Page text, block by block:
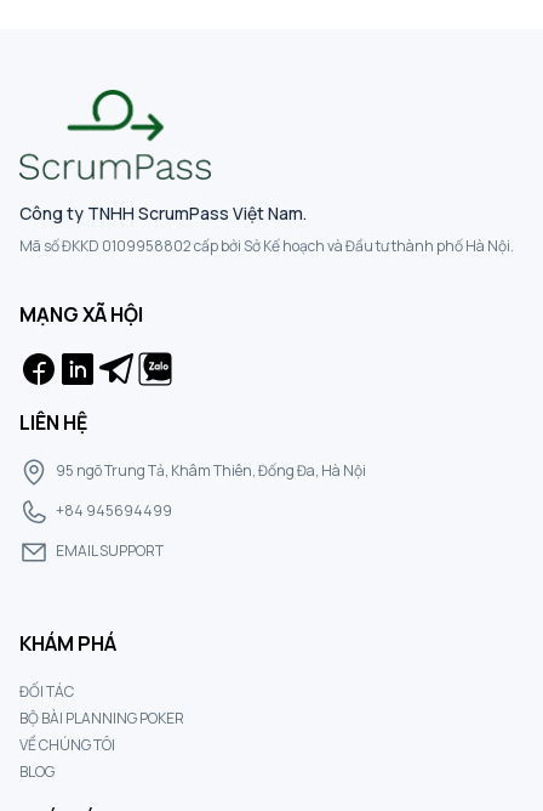
Công ty TNHH ScrumPass Việt Nam.
Mã số ĐKKD 0109958802 cấp bởi Sở Kế hoạch và Đầu tư thành phố Hà Nội.
MẠNG XÃ HỘI
LIÊN HỆ
95 ngõ Trung Tả, Khâm Thiên, Đống Đa, Hà Nội
+84 945694499
EMAIL SUPPORT
KHÁM PHÁ
ĐỐI TÁC
BỘ BÀI PLANNING POKER
VỀ CHÚNG TÔI
BLOG